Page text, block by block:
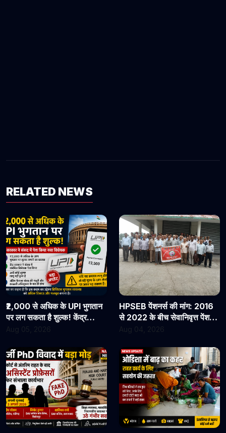
RELATED NEWS
₹2,000 से अधिक के UPI भुगतान
पर लग सकता है शुल्क! केंद्र
सरकार ने संसद में पेश किया नया
Aug 05, 2026
HPSEB पेंशनर्स की मांग: 2016
से 2022 के बीच सेवानिवृत्त पेंशनरों
के सभी देय लाभ तुरंत जारी किए
Aug 04, 2026